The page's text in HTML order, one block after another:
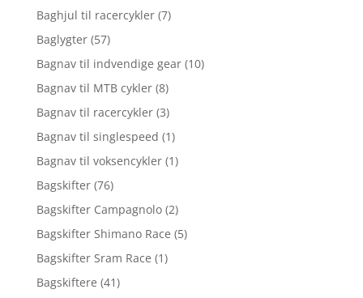
Baghjul til racercykler (7)
Baglygter (57)
Bagnav til indvendige gear (10)
Bagnav til MTB cykler (8)
Bagnav til racercykler (3)
Bagnav til singlespeed (1)
Bagnav til voksencykler (1)
Bagskifter (76)
Bagskifter Campagnolo (2)
Bagskifter Shimano Race (5)
Bagskifter Sram Race (1)
Bagskiftere (41)